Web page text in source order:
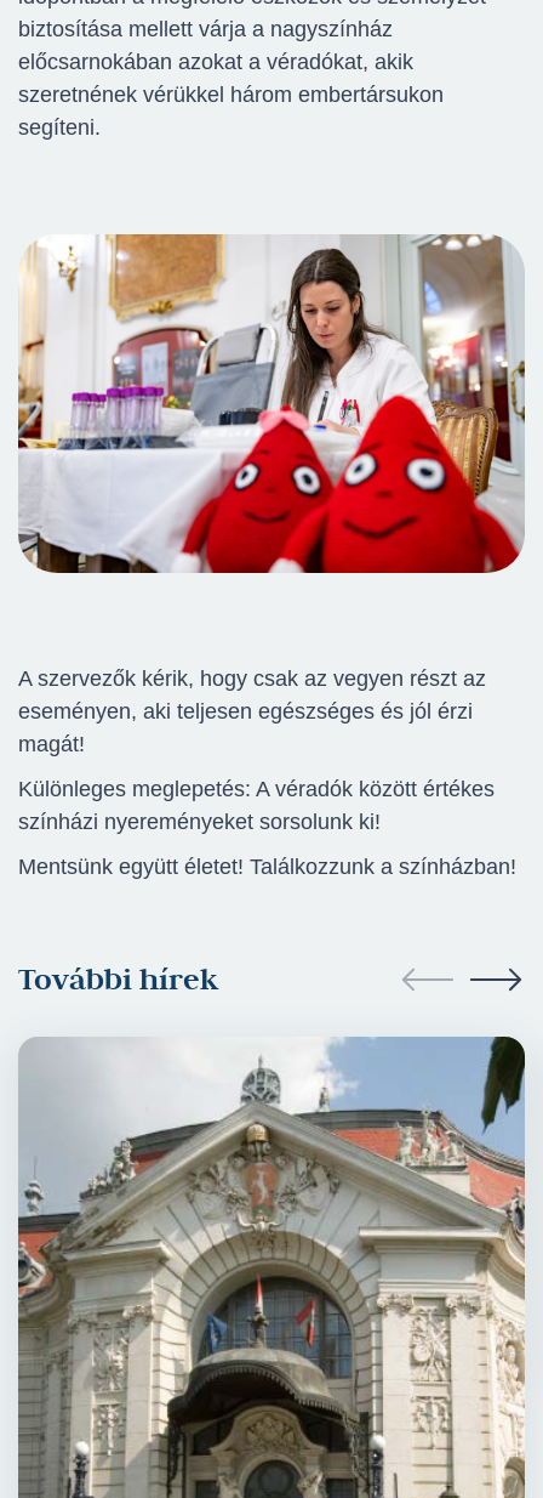
biztosítása mellett várja a nagyszínház
előcsarnokában azokat a véradókat, akik
szeretnének vérükkel három embertársukon
segíteni.
A szervezők kérik, hogy csak az vegyen részt az
eseményen, aki teljesen egészséges és jól érzi
magát!
Különleges meglepetés: A véradók között értékes
színházi nyereményeket sorsolunk ki!
Mentsünk együtt életet! Találkozzunk a színházban!
További hírek